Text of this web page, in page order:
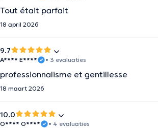
Tout était parfait
18 april 2026
9.7
A**** E**** • 3 evaluaties
professionnalisme et gentillesse
18 maart 2026
10.0
O**** O**** • 4 evaluaties